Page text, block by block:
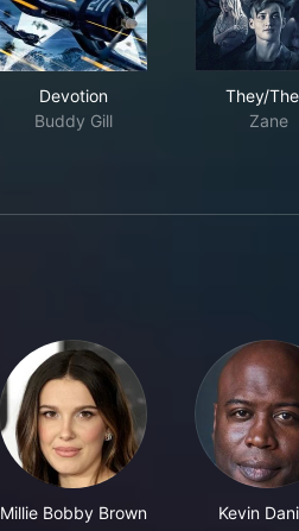
Devotion
Buddy Gill
They/
Zane
Millie Bobby Brown Kevin